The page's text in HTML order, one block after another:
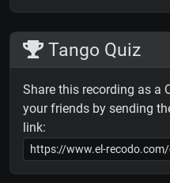
Tango Quiz
Share this recording as a
your friends by sending
link: